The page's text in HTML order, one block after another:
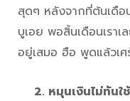
สุดๆ หลังจากที่ต้นเดือ
บูเอย พอสิ้นเดือนเรา
อยู่เสมอ ฮือ พูดแล้วเศ
2. หมุนเงินไม่ทัน